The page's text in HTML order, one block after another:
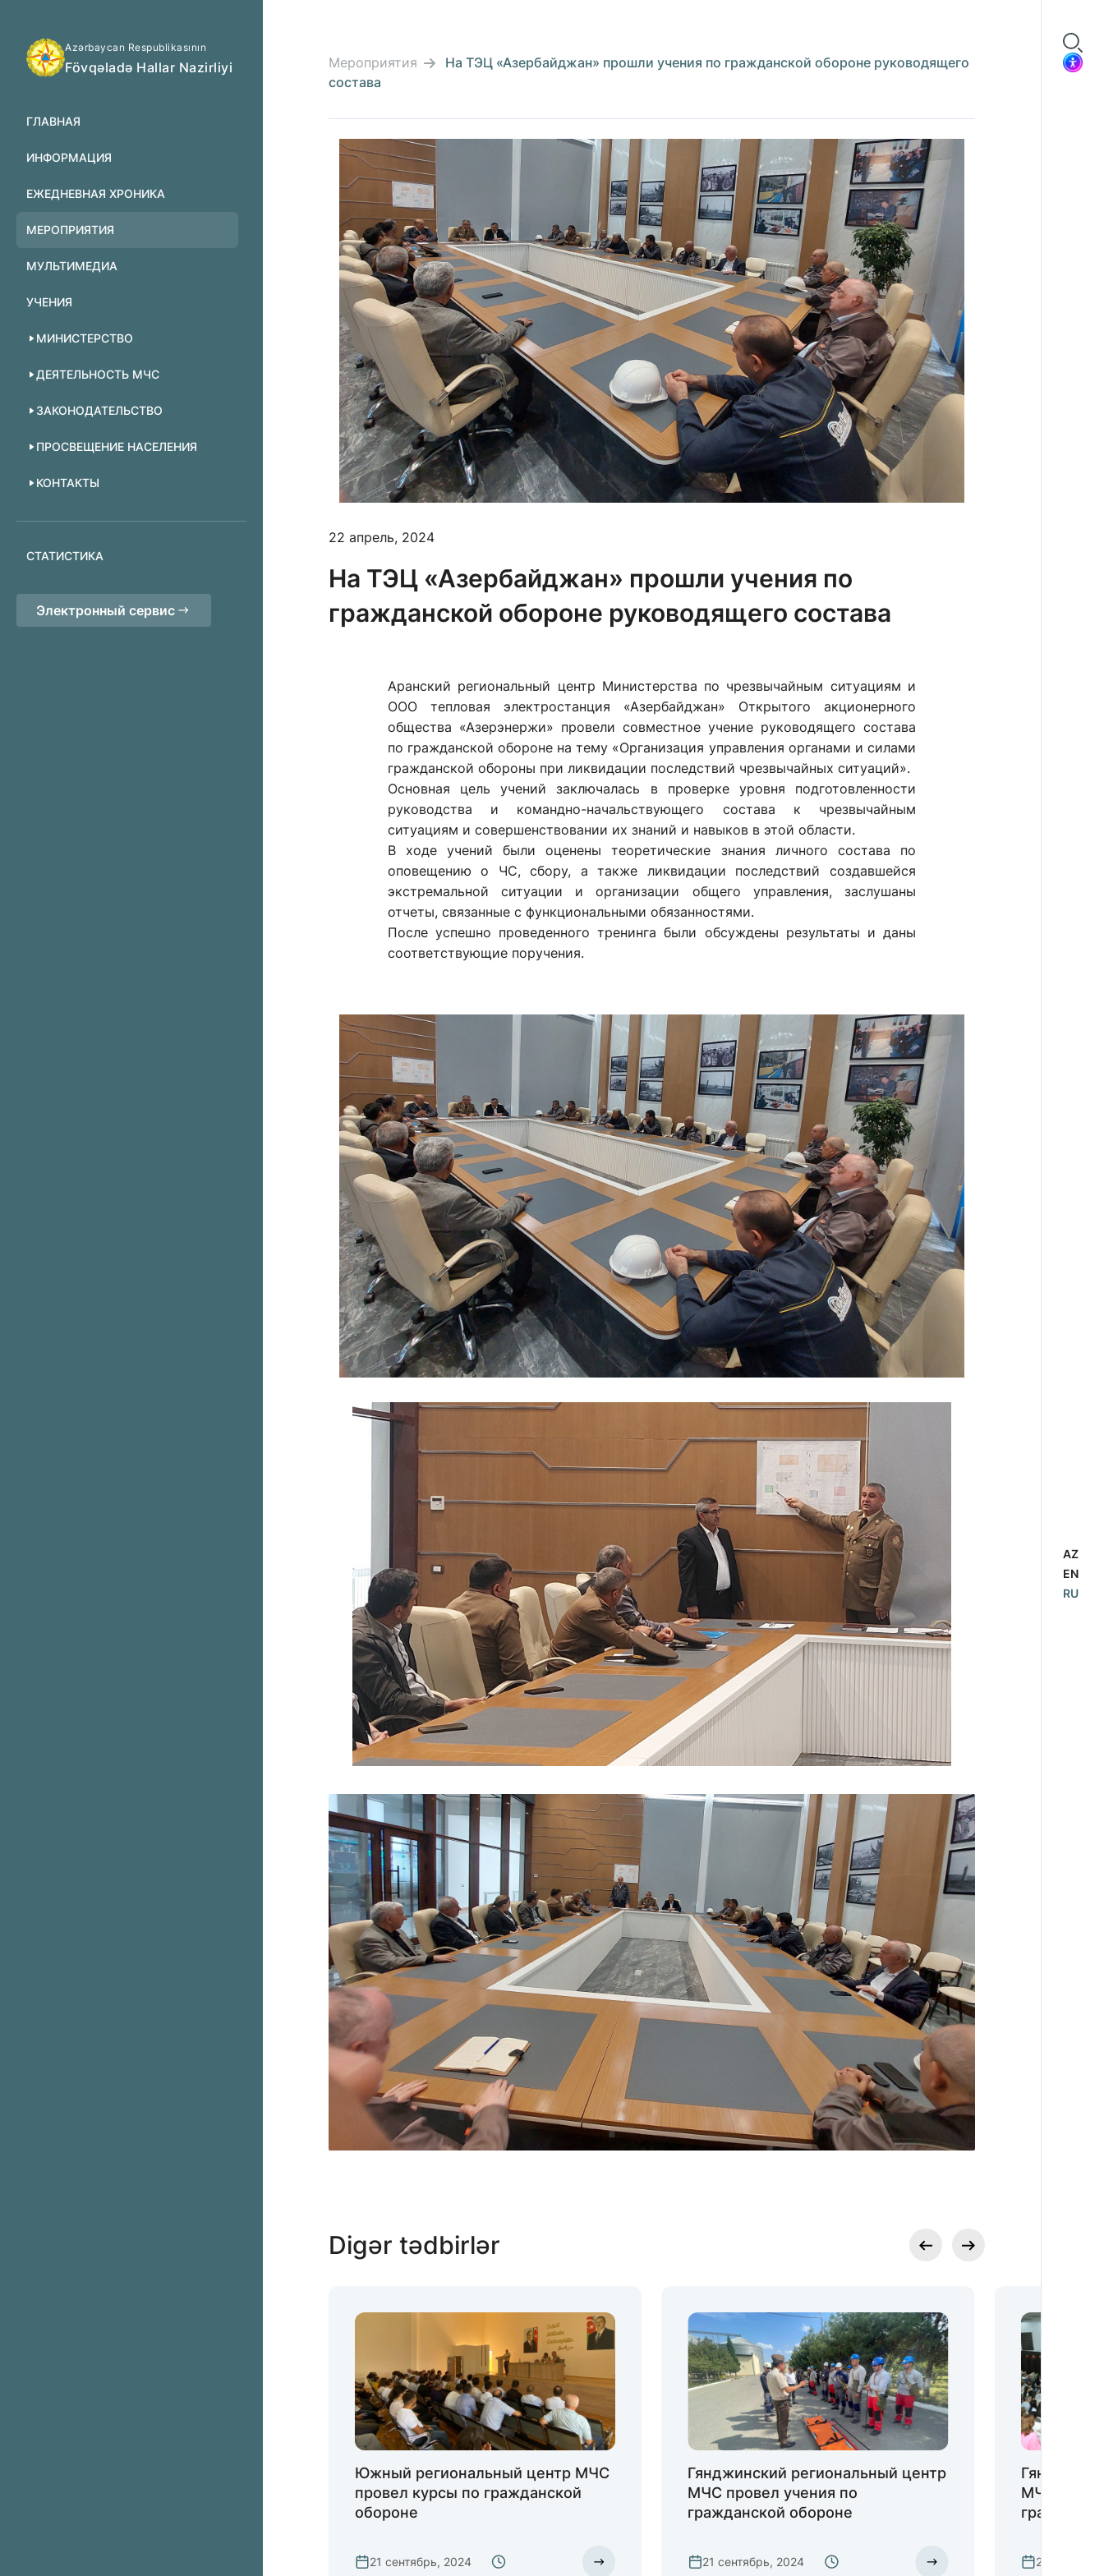
Azərbaycan Respublikasının
Fövqəladə Hallar Nazirliyi
ГЛАВНАЯ
ИНФОРМАЦИЯ
ЕЖЕДНЕВНАЯ ХРОНИКА
МЕРОПРИЯТИЯ
МУЛЬТИМЕДИА
УЧЕНИЯ
МИНИСТЕРСТВО
ДЕЯТЕЛЬНОСТЬ МЧС
ЗАКОНОДАТЕЛЬСТВО
ПРОСВЕЩЕНИЕ НАСЕЛЕНИЯ
КОНТАКТЫ
СТАТИСТИКА
Электронный сервис
Мероприятия
На ТЭЦ «Азербайджан» прошли учения по гражданской обороне руководящего
состава
22 апрель, 2024
На ТЭЦ «Азербайджан» прошли учения по
гражданской обороне руководящего состава
Аранский региональный центр Министерства по чрезвычайным ситуациям и
ООО тепловая электростанция «Азербайджан» Открытого акционерного
общества «Азерэнержи» провели совместное учение руководящего состава
по гражданской обороне на тему «Организация управления органами и силами
гражданской обороны при ликвидации последствий чрезвычайных ситуаций».
Основная цель учений заключалась в проверке уровня подготовленности
руководства и командно-начальствующего состава к чрезвычайным
ситуациям и совершенствовании их знаний и навыков в этой области.
В ходе учений были оценены теоретические знания личного состава по
оповещению о ЧС, сбору, а также ликвидации последствий создавшейся
экстремальной ситуации и организации общего управления, заслушаны
отчеты, связанные с функциональными обязанностями.
После успешно проведенного тренинга были обсуждены результаты и даны
соответствующие поручения.
Digər tədbirlər
Южный региональный центр МЧС
провел курсы по гражданской
обороне
21 сентябрь, 2024
Гянджинский региональный центр
МЧС провел учения по
гражданской обороне
21 сентябрь, 2024
МЧС
20
AZ
EN
RU